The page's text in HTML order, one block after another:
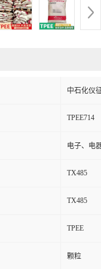
中石化仪
TPEE714
电子、电
TX485
TX485
TPEE
颗粒